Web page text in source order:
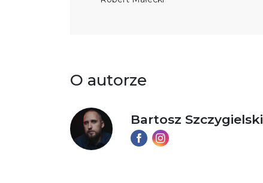
O autorze
Bartosz Szczygielski